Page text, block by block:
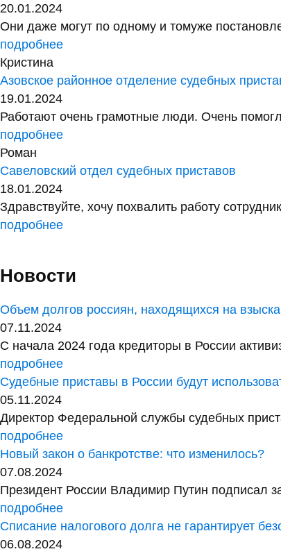
20.01.2024
Они даже могут по одному и томуже
подробнее
Кристина
Азовское районное отделение судебных
19.01.2024
Работают очень грамотные люди. Очень
подробнее
Роман
Савеловский отдел судебных приставов
18.01.2024
Здравствуйте, хочу похвалить работу
подробнее
Новости
Объем долгов россиян, находящихся на
07.11.2024
С начала 2024 года кредиторы в России
подробнее
Судебные приставы в России будут
05.11.2024
Директор Федеральной службы судебных
подробнее
Новый закон о банкротстве: что изменилось?
07.08.2024
Президент России Владимир Путин подписал
подробнее
Списание налогового долга не гарантирует
06.08.2024